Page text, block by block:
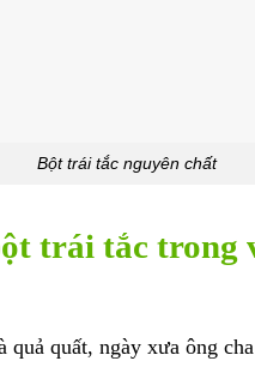
Bột trái tắc nguyên chất
trái tắc trong
quất, ngày xưa ông